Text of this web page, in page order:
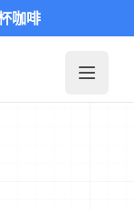
咖啡